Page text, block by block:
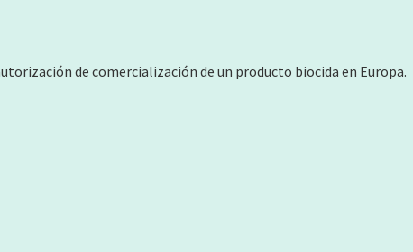
de comercialización de un producto biocida en Europa.